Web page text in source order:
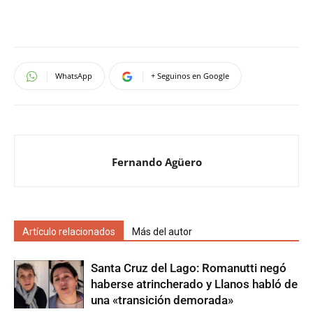
WhatsApp + Seguinos en Google
Fernando Agüero
Artículo relacionados Más del autor
Santa Cruz del Lago: Romanutti negó
haberse atrincherado y Llanos habló de
una «transición demorada»